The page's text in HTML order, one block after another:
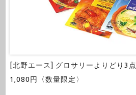
[北野エース] グロサリーよりどり3点
1,080円〈数量限定〉